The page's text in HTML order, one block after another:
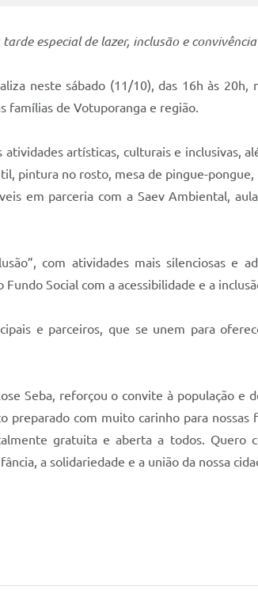
especial de lazer, inclusão e
neste sábado (11/10), das 16h às
famílias de Votuporanga e região.
artísticas, culturais e inclusivas,
pintura no rosto, mesa de pingue-
em parceria com a Saev Ambiental,
com atividades mais silenciosas e
Social com a acessibilidade e a
e parceiros, que se unem para
Seba, reforçou o convite à população e
com muito carinho para nossas
gratuita e aberta a todos. Quero
a solidariedade e a união da nossa